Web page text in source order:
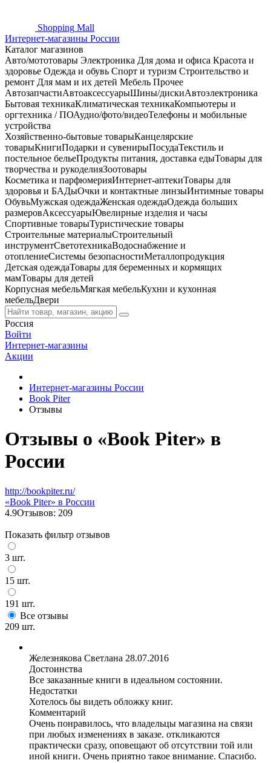
Shopping Mall
Интернет-магазины России
Каталог магазинов
Авто/мототовары Электроника Для дома и офиса Красота и
здоровье Одежда и обувь Спорт и туризм Строительство и
ремонт Для мам и их детей Мебель Прочее
АвтозапчастиАвтоаксессуарыШины/дискиАвтоэлектроника
Бытовая техникаКлиматическая техникаКомпьютеры и
оргтехника / ПОАудио/фото/видеоТелефоны и мобильные
устройства
Хозяйственно-бытовые товарыКанцелярские
товарыКнигиПодарки и сувенирыПосудаТекстиль и
постельное бельеПродукты питания, доставка едыТовары для
творчества и рукоделияЗоотовары
Косметика и парфюмерияИнтернет-аптекиТовары для
здоровья и БАДыОчки и контактные линзыИнтимные товары
ОбувьМужская одеждаЖенская одеждаОдежда больших
размеровАксессуарыЮвелирные изделия и часы
Спортивные товарыТуристические товары
Строительные материалыСтроительный
инструментСветотехникаВодоснабжение и
отоплениеСистемы безопасностиМеталлопродукция
Детская одеждаТовары для беременных и кормящих
мамТовары для детей
Корпусная мебельМягкая мебельКухни и кухонная
мебельДвери
Россия
Войти
Интернет-магазины
Акции
Интернет-магазины России
Book Piter
Отзывы
Отзывы о «Book Piter» в
России
http://bookpiter.ru/
«Book Piter» в России
4.9Отзывов: 209
Показать фильтр отзывов
3 шт.
15 шт.
191 шт.
Все отзывы
209 шт.
Железнякова Светлана 28.07.2016
Достоинства
Все заказанные книги в идеальном состоянии.
Недостатки
Хотелось бы видеть обложку книг.
Комментарий
Очень понравилось, что владельцы магазина на связи
при любых изменениях в заказе. откликаются
практически сразу, оповещают об отсутствии той или
иной книги. Очень приятно такое внимание. Спасибо.